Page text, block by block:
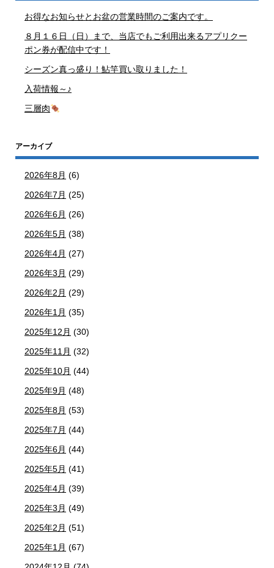
お得なお知らせとお盆の営業時間のご案内です。
８月１６日（日）まで、当店でもご利用出来るアプリクー
ポン券が配信中です！
シーズン真っ盛り！鮎竿買い取りました！
入荷情報～♪
三層肉
アーカイブ
2026年8月 (6)
2026年7月 (25)
2026年6月 (26)
2026年5月 (38)
2026年4月 (27)
2026年3月 (29)
2026年2月 (29)
2026年1月 (35)
2025年12月 (30)
2025年11月 (32)
2025年10月 (44)
2025年9月 (48)
2025年8月 (53)
2025年7月 (44)
2025年6月 (44)
2025年5月 (41)
2025年4月 (39)
2025年3月 (49)
2025年2月 (51)
2025年1月 (67)